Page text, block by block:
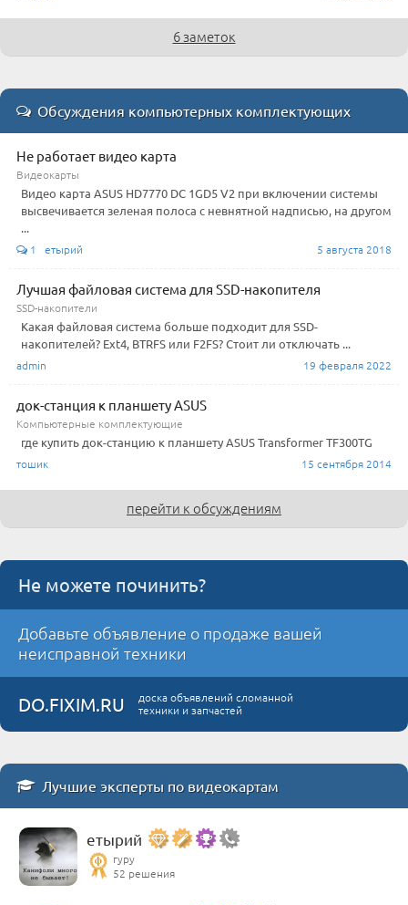
6 заметок
Обсуждения компьютерных комплектующих
Не работает видео карта
Видеокарты
Видео карта ASUS HD7770 DC 1GD5 V2 при включении системы
высвечивается зеленая полоса с невнятной надписью, на другом
...
1 етырий 5 августа 2018
Лучшая файловая система для SSD-накопителя
SSD-накопители
Какая файловая система больше подходит для SSD-
накопителей? Ext4, BTRFS или F2FS? Стоит ли отключать ...
admin 19 февраля 2022
док-станция к планшету ASUS
Компьютерные комплектующие
где купить док-станцию к планшету ASUS Transformer TF300TG
тошик 15 сентября 2014
перейти к обсуждениям
Не можете починить?
Добавьте объявление о продаже вашей
неисправной техники
DO.FIXIM.RU
доска объявлений сломанной
техники и запчастей
Лучшие эксперты по видеокартам
етырий
гуру
52 решения